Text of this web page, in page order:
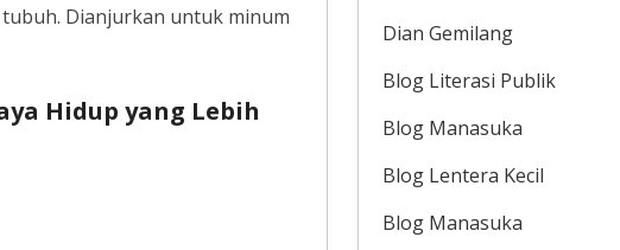
Dianjurkan untuk minum
Hidup yang Lebih
Dian Gemilang
Blog Literasi Publik
Blog Manasuka
Blog Lentera Kecil
Blog Manasuka